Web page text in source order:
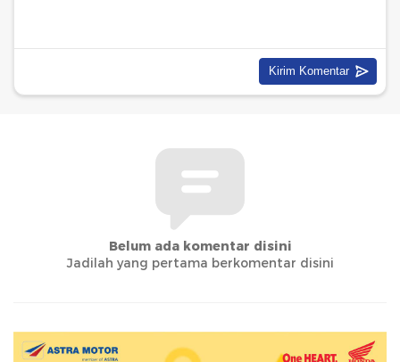
Belum ada komentar disini
Jadilah yang pertama berkomentar disini